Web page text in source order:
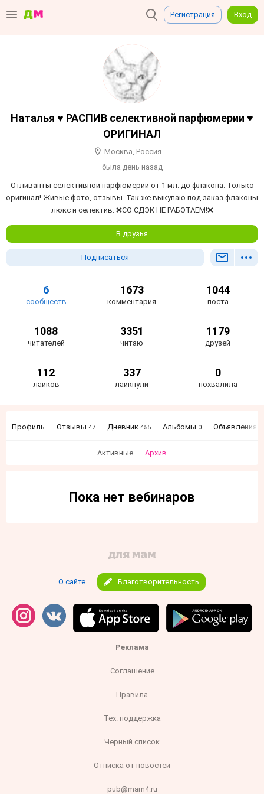
Регистрация Вход
Наталья ♥ РАСПИВ селективной парфюмерии ♥
ОРИГИНАЛ
Москва, Россия
была день назад
Отливанты селективной парфюмерии от 1 мл. до флакона. Только
оригинал! Живые фото, отзывы. Так же выкупаю под заказ флаконы
люкс и селектив. ❌СО СДЭК НЕ РАБОТАЕМ!❌
В друзья
Подписаться
6
сообществ
1673
комментария
1044
поста
1088
читателей
3351
читаю
1179
друзей
112
лайков
337
лайкнули
0
похвалила
Профиль Отзывы 47 Дневник 455 Альбомы 0 Объявления
Активные Архив
Пока нет вебинаров
О сайте Благотворительность
Реклама
Соглашение
Правила
Тех. поддержка
Черный список
Отписка от новостей
pub@mam4.ru